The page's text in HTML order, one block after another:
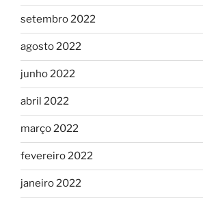
setembro 2022
agosto 2022
junho 2022
abril 2022
março 2022
fevereiro 2022
janeiro 2022